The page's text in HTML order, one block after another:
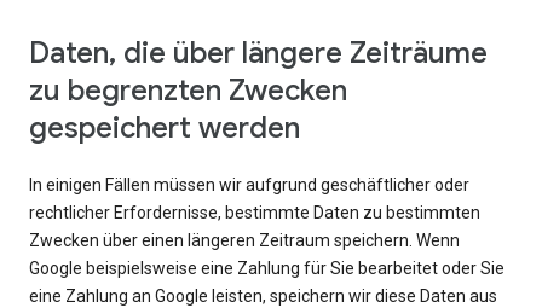
Daten, die über längere Zeiträume
zu begrenzten Zwecken
gespeichert werden
In einigen Fällen müssen wir aufgrund geschäftlicher oder
rechtlicher Erfordernisse, bestimmte Daten zu bestimmten
Zwecken über einen längeren Zeitraum speichern. Wenn
Google beispielsweise eine Zahlung für Sie bearbeitet oder Sie
eine Zahlung an Google leisten, speichern wir diese Daten aus